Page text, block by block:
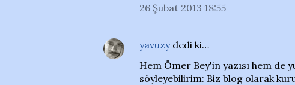
26 Şubat 2013 18:55
yavuzydedi ki…
Hem Ömer Bey'in yazısı hem de
söyleyebilirim: Biz blog olarak